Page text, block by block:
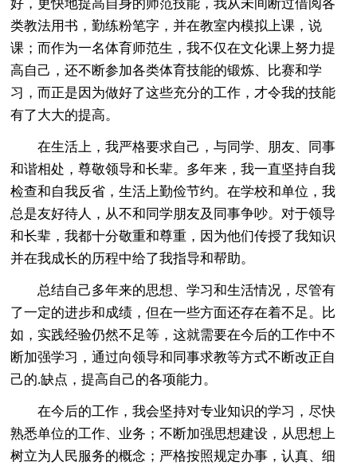
好，更快地提高自身的师范技能，我从未间断过借阅各
类教法用书，勤练粉笔字，并在教室内模拟上课，说
课；而作为一名体育师范生，我不仅在文化课上努力提
高自己，还不断参加各类体育技能的锻炼、比赛和学
习，而正是因为做好了这些充分的工作，才令我的技能
有了大大的提高。
在生活上，我严格要求自己，与同学、朋友、同事
和谐相处，尊敬领导和长辈。多年来，我一直坚持自我
检查和自我反省，生活上勤俭节约。在学校和单位，我
总是友好待人，从不和同学朋友及同事争吵。对于领导
和长辈，我都十分敬重和尊重，因为他们传授了我知识
并在我成长的历程中给了我指导和帮助。
总结自己多年来的思想、学习和生活情况，尽管有
了一定的进步和成绩，但在一些方面还存在着不足。比
如，实践经验仍然不足等，这就需要在今后的工作中不
断加强学习，通过向领导和同事求教等方式不断改正自
己的.缺点，提高自己的各项能力。
在今后的工作，我会坚持对专业知识的学习，尽快
熟悉单位的工作、业务；不断加强思想建设，从思想上
树立为人民服务的概念；严格按照规定办事，认真、细